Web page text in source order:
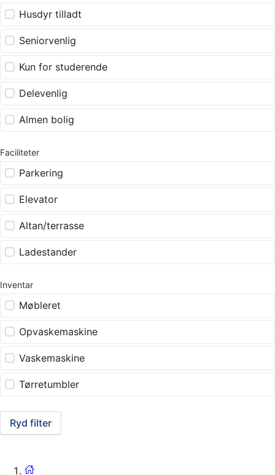
Husdyr tilladt
Seniorvenlig
Kun for studerende
Delevenlig
Almen bolig
Faciliteter
Parkering
Elevator
Altan/terrasse
Ladestander
Inventar
Møbleret
Opvaskemaskine
Vaskemaskine
Tørretumbler
Ryd filter